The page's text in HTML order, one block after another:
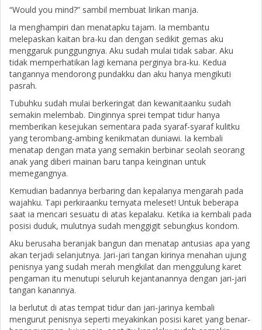
“Would you mind?” sambil membuat lirikan manja.
Ia menghampiri dan menatapku tajam. Ia membantu
melepaskan kaitan bra-ku dan dengan sedikit gemas aku
menggaruk punggungnya. Aku sudah mulai tidak sabar. Aku
tidak memperhatikan lagi kemana perginya bra-ku. Kedua
tangannya mendorong pundakku dan aku hanya mengikuti
pasrah.
Tubuhku sudah mulai berkeringat dan kewanitaanku sudah
semakin melembab. Dinginnya sprei tempat tidur hanya
memberikan kesejukan sementara pada syaraf-syaraf kulitku
yang terombang-ambing kenikmatan duniawi. Ia kembali
menatap dengan mata yang semakin berbinar seolah seorang
anak yang diberi mainan baru tanpa keinginan untuk
memegangnya.
Kemudian badannya berbaring dan kepalanya mengarah pada
wajahku. Tapi perkiraanku ternyata meleset! Untuk beberapa
saat ia mencari sesuatu di atas kepalaku. Ketika ia kembali pada
posisi duduk, mulutnya sudah menggigit sebungkus kondom.
Aku berusaha beranjak bangun dan menatap antusias apa yang
akan terjadi selanjutnya. Jari-jari tangan kirinya menahan ujung
penisnya yang sudah merah mengkilat dan menggulung karet
pengaman itu menutupi seluruh kejantanannya dengan jari-jari
tangan kanannya.
Ia berlutut di atas tempat tidur dan jari-jarinya kembali
mengurut penisnya seperti meyakinkan posisi karet yang benar-